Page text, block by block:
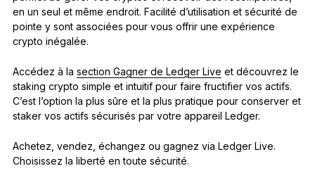
en un seul et même endroit. Facilité d’utilisation et sécurité de
pointe y sont associées pour vous offrir une expérience
crypto inégalée.
Accédez à la section Gagner de Ledger Live et découvrez le
staking crypto simple et intuitif pour faire fructifier vos actifs.
C’est l’option la plus sûre et la plus pratique pour conserver et
staker vos actifs sécurisés par votre appareil Ledger.
Achetez, vendez, échangez ou gagnez via Ledger Live.
Choisissez la liberté en toute sécurité.